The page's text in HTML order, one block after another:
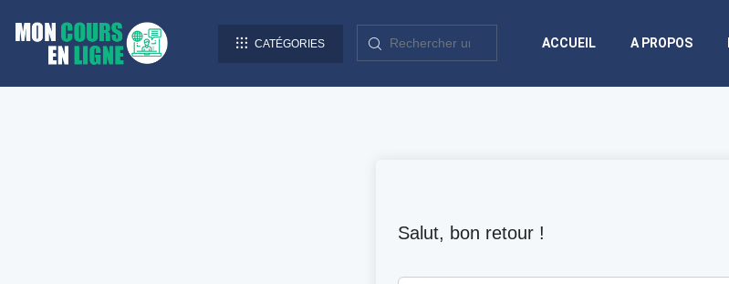
CATÉGORIES ACCUEIL A PROPOS
Salut, bon retour !